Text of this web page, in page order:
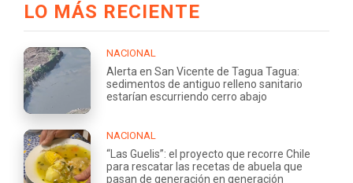
LO MÁS RECIENTE
NACIONAL
Alerta en San Vicente de Tagua Tagua:
sedimentos de antiguo relleno sanitario
estarían escurriendo cerro abajo
NACIONAL
“Las Guelis”: el proyecto que recorre Chile
para rescatar las recetas de abuela que
pasan de generación en generación